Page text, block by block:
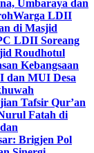
Umbaraya dan
Warga LDII
di Masjid
LDII Soreang
Roudhotul
Kebangsaan
dan MUI Desa
Tafsir Qur’an
Fatah di
Brigjen Pol